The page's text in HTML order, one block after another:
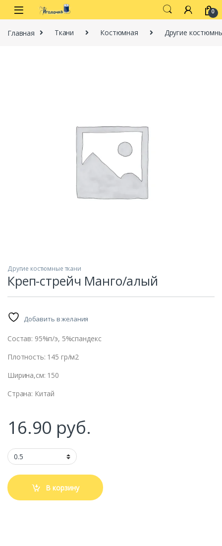
Перейти к навигации
перейти к содержанию
0
Главная Ткани Костюмная Другие
Другие костюмные ткани
Креп-стрейч Манго/алый
Добавить в желания
Состав: 95%п/э, 5%спандекс
Плотность: 145 гр/м2
Ширина,см: 150
Страна: Китай
16.90 руб.
В корзину